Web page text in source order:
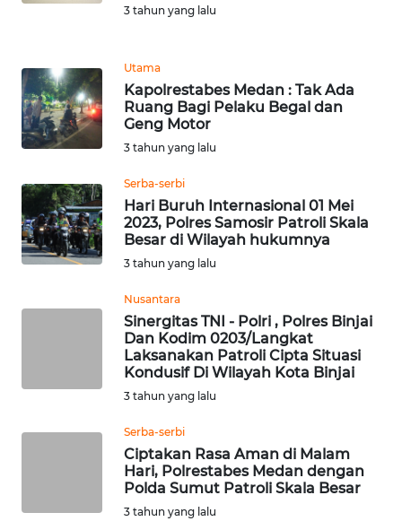
3 tahun yang lalu
Utama
Kapolrestabes Medan : Tak Ada
Ruang Bagi Pelaku Begal dan
Geng Motor
3 tahun yang lalu
Serba-serbi
Hari Buruh Internasional 01 Mei
2023, Polres Samosir Patroli Skala
Besar di Wilayah hukumnya
3 tahun yang lalu
Nusantara
Sinergitas TNI - Polri , Polres Binjai
Dan Kodim 0203/Langkat
Laksanakan Patroli Cipta Situasi
Kondusif Di Wilayah Kota Binjai
3 tahun yang lalu
Serba-serbi
Ciptakan Rasa Aman di Malam
Hari, Polrestabes Medan dengan
Polda Sumut Patroli Skala Besar
3 tahun yang lalu
BERITA
KONTAK
KAMI
INFO
IKLAN
TENTANG